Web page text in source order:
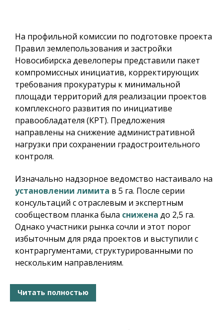
На профильной комиссии по подготовке проекта
Правил землепользования и застройки
Новосибирска девелоперы представили пакет
компромиссных инициатив, корректирующих
требования прокуратуры к минимальной
площади территорий для реализации проектов
комплексного развития по инициативе
правообладателя (КРТ). Предложения
направлены на снижение административной
нагрузки при сохранении градостроительного
контроля.
Изначально надзорное ведомство настаивало на
установлении лимита в 5 га. После серии
консультаций с отраслевым и экспертным
сообществом планка была снижена до 2,5 га.
Однако участники рынка сочли и этот порог
избыточным для ряда проектов и выступили с
контраргументами, структурированными по
нескольким направлениям.
Читать полностью